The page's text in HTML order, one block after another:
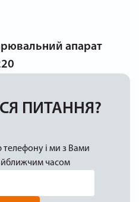
апарат
ПИТАННЯ?
телефону і ми з Вами
часом